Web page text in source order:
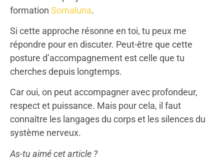
formation Somaluna.
Si cette approche résonne en toi, tu peux me
répondre pour en discuter. Peut-être que cette
posture d’accompagnement est celle que tu
cherches depuis longtemps.
Car oui, on peut accompagner avec profondeur,
respect et puissance. Mais pour cela, il faut
connaître les langages du corps et les silences du
système nerveux.
As-tu aimé cet article ?